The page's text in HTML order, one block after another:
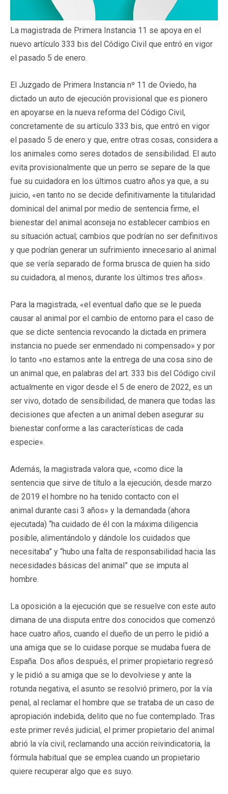
La magistrada de Primera Instancia 11 se apoya en el
nuevo artículo 333 bis del Código Civil que entró en vigor
el pasado 5 de enero.
El Juzgado de Primera Instancia nº 11 de Oviedo, ha
dictado un auto de ejecución provisional que es pionero
en apoyarse en la nueva reforma del Código Civil,
concretamente de su artículo 333 bis, que entró en vigor
el pasado 5 de enero y que, entre otras cosas, considera a
los animales como seres dotados de sensibilidad. El auto
evita provisionalmente que un perro se separe de la que
fue su cuidadora en los últimos cuatro años ya que, a su
juicio, «en tanto no se decide definitivamente la titularidad
dominical del animal por medio de sentencia firme, el
bienestar del animal aconseja no establecer cambios en
su situación actual; cambios que podrían no ser definitivos
y que podrían generar un sufrimiento innecesario al animal
que se vería separado de forma brusca de quien ha sido
su cuidadora, al menos, durante los últimos tres años».
Para la magistrada, «el eventual daño que se le pueda
causar al animal por el cambio de entorno para el caso de
que se dicte sentencia revocando la dictada en primera
instancia no puede ser enmendado ni compensado» y por
lo tanto «no estamos ante la entrega de una cosa sino de
un animal que, en palabras del art. 333 bis del Código civil
actualmente en vigor desde el 5 de enero de 2022, es un
ser vivo, dotado de sensibilidad, de manera que todas las
decisiones que afecten a un animal deben asegurar su
bienestar conforme a las características de cada
especie».
Además, la magistrada valora que, «como dice la
sentencia que sirve de título a la ejecución, desde marzo
de 2019 el hombre no ha tenido contacto con el
animal durante casi 3 años» y la demandada (ahora
ejecutada) “ha cuidado de él con la máxima diligencia
posible, alimentándolo y dándole los cuidados que
necesitaba” y “hubo una falta de responsabilidad hacia las
necesidades básicas del animal” que se imputa al
hombre.
La oposición a la ejecución que se resuelve con este auto
dimana de una disputa entre dos conocidos que comenzó
hace cuatro años, cuando el dueño de un perro le pidió a
una amiga que se lo cuidase porque se mudaba fuera de
España. Dos años después, el primer propietario regresó
y le pidió a su amiga que se lo devolviese y ante la
rotunda negativa, el asunto se resolvió primero, por la vía
penal, al reclamar el hombre que se trataba de un caso de
apropiación indebida, delito que no fue contemplado. Tras
este primer revés judicial, el primer propietario del animal
abrió la vía civil, reclamando una acción reivindicatoria, la
fórmula habitual que se emplea cuando un propietario
quiere recuperar algo que es suyo.